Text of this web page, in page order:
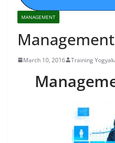
MANAGEMENT
March 10, 2016 Training